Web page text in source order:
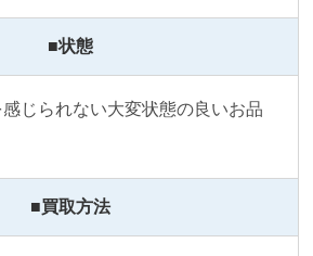
■状態
じられない大変状態の良いお品
■買取方法